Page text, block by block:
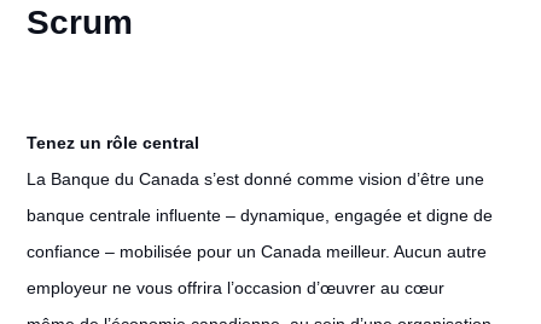
Scrum
Tenez un rôle central
La Banque du Canada s’est donné comme vision d’être une
banque centrale influente – dynamique, engagée et digne de
confiance – mobilisée pour un Canada meilleur. Aucun autre
employeur ne vous offrira l’occasion d’œuvrer au cœur